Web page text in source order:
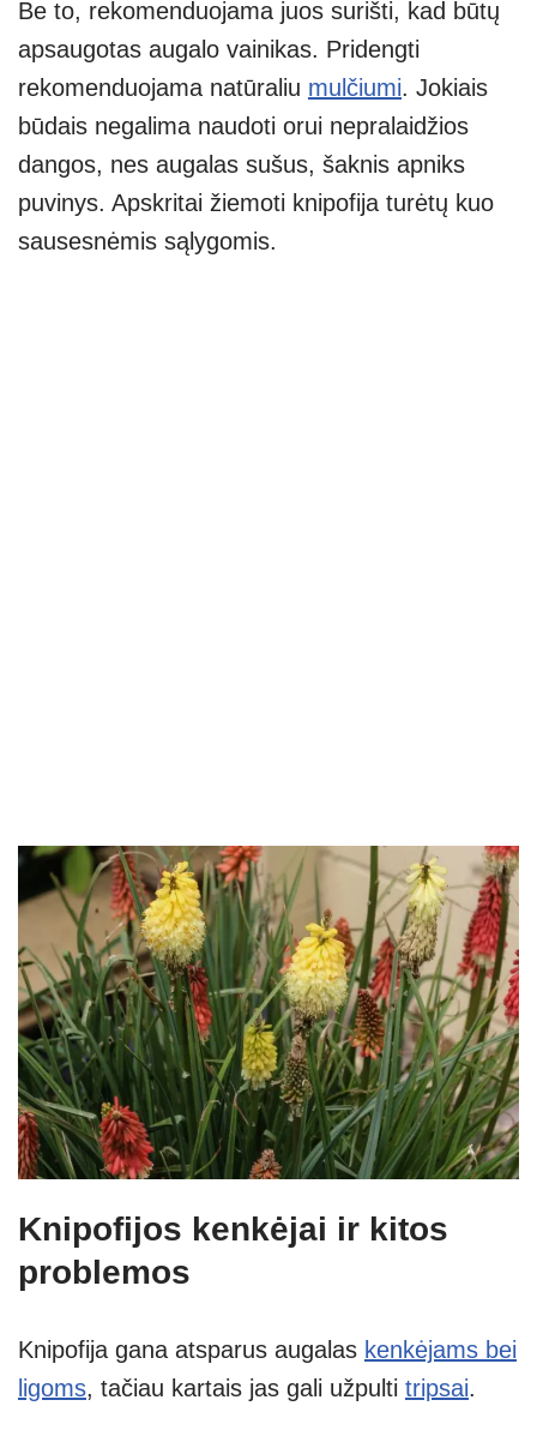
Be to, rekomenduojama juos surišti, kad būtų
apsaugotas augalo vainikas. Pridengti
rekomenduojama natūraliu mulčiumi. Jokiais
būdais negalima naudoti orui nepralaidžios
dangos, nes augalas sušus, šaknis apniks
puvinys. Apskritai žiemoti knipofija turėtų kuo
sausesnėmis sąlygomis.
Knipofijos kenkėjai ir kitos
problemos
Knipofija gana atsparus augalas kenkėjams bei
ligoms, tačiau kartais jas gali užpulti tripsai.